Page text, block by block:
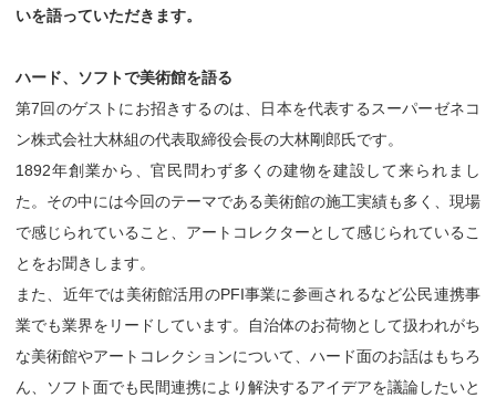
いを語っていただきます。
ハード、ソフトで美術館を語る
第7回のゲストにお招きするのは、日本を代表するスーパーゼネコ
ン株式会社大林組の代表取締役会長の大林剛郎氏です。
1892年創業から、官民問わず多くの建物を建設して来られまし
た。その中には今回のテーマである美術館の施工実績も多く、現場
で感じられていること、アートコレクターとして感じられているこ
とをお聞きします。
また、近年では美術館活用のPFI事業に参画されるなど公民連携事
業でも業界をリードしています。自治体のお荷物として扱われがち
な美術館やアートコレクションについて、ハード面のお話はもちろ
ん、ソフト面でも民間連携により解決するアイデアを議論したいと